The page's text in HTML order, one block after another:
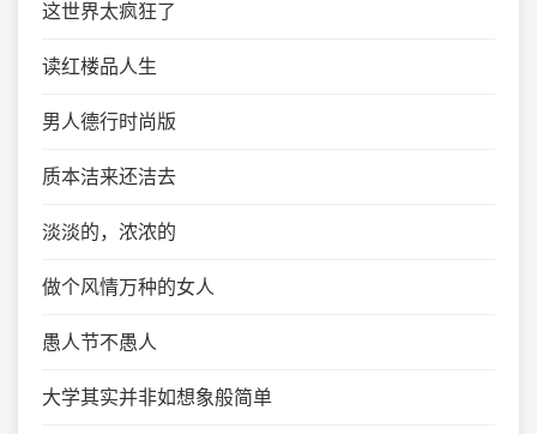
这世界太疯狂了
读红楼品人生
男人德行时尚版
质本洁来还洁去
淡淡的，浓浓的
做个风情万种的女人
愚人节不愚人
大学其实并非如想象般简单